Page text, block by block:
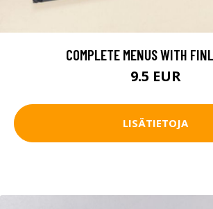
COMPLETE MENUS WITH
9.5 EUR
LISÄTIETOJA